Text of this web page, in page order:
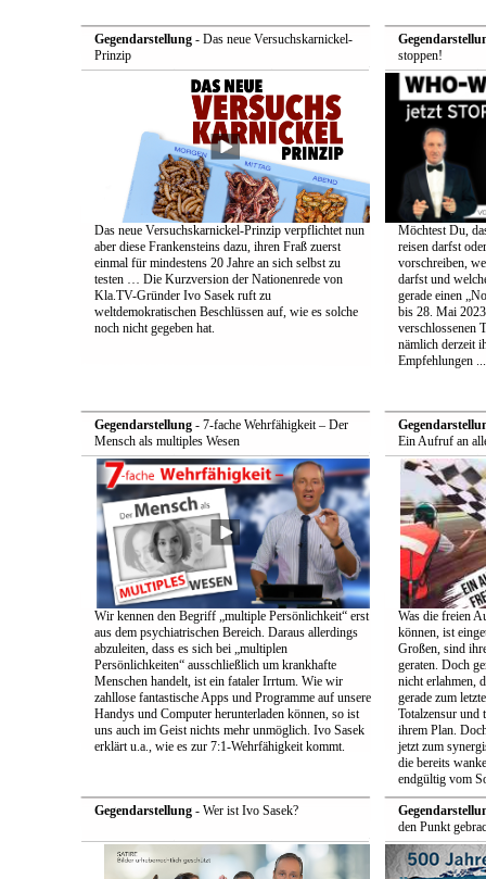
Gegendarstellung- Das neue Versuchskarnickel-
Prinzip
Das neue Versuchskarnickel-Prinzip verpflichtet nun
aber diese Frankensteins dazu, ihren Fraß zuerst
einmal für mindestens 20 Jahre an sich selbst zu
testen … Die Kurzversion der Nationenrede von
Kla.TV-Gründer Ivo Sasek ruft zu
weltdemokratischen Beschlüssen auf, wie es solche
noch nicht gegeben hat.
stoppen!
Möchtest Du,
reisen darfst
vorschreiben,
darfst und
gerade einen
bis 28. Mai
verschlossenen
nämlich derzeit
Empfehlungen ...
Gegendarstellung- 7-fache Wehrfähigkeit – Der
Mensch als multiples Wesen
Wir kennen den Begriff „multiple Persönlichkeit“ erst
aus dem psychiatrischen Bereich. Daraus allerdings
abzuleiten, dass es sich bei „multiplen
Persönlichkeiten“ ausschließlich um krankhafte
Menschen handelt, ist ein fataler Irrtum. Wie wir
zahllose fantastische Apps und Programme auf unsere
Handys und Computer herunterladen können, so ist
uns auch im Geist nichts mehr unmöglich. Ivo Sasek
erklärt u.a., wie es zur 7:1-Wehrfähigkeit kommt.
Ein Aufruf an
Was die freien
können, ist
Großen, sind
geraten. Doch
nicht erlahmen,
gerade zum
Totalzensur und
ihrem Plan.
jetzt zum
die bereits
endgültig vom
Gegendarstellung- Wer ist Ivo Sasek?
den Punkt